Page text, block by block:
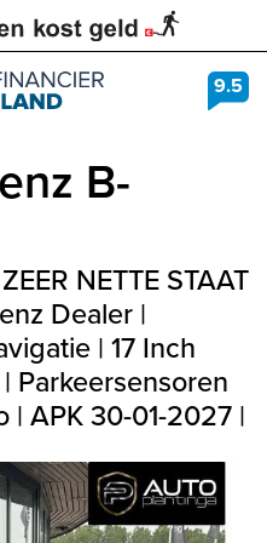
9.5
B-
NETTE STAAT
Dealer |
| 17 Inch
Parkeersensoren
APK 30-01-2027 |